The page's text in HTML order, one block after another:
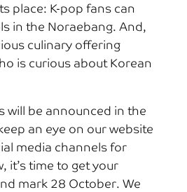
place: K-pop fans can
in the Noraebang. And,
culinary offering
is curious about Korean
will be announced in the
an eye on our website
media channels for
it’s time to get your
mark 28 October. We